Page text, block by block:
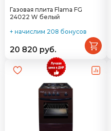
Газовая плита Flama FG
24022 W белый
+ начислим 208 бонусов
20 820 руб.